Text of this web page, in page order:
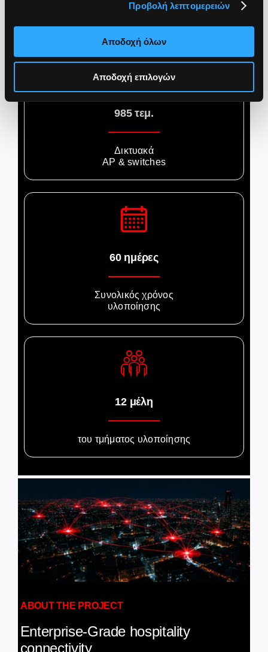
Προβολή λεπτομερειών
Αποδοχή όλων
Αποδοχή επιλογών
Δωμάτια &
985 τεμ.
Δικτυακά
AP & switches
60 ημέρες
Συνολικός χρόνος
υλοποίησης
12 μέλη
του τμήματος υλοποίησης
ABOUT THE PROJECT
Enterprise-Grade hospitality
connectivity